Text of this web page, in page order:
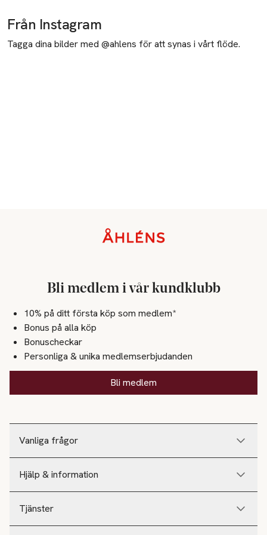
Från Instagram
Tagga dina bilder med @ahlens för att synas i vårt flöde.
Vanliga frågor
Hjälp & information
Tjänster
Bli medlem i vår kundklubb
10% på ditt första köp som medlem*
Bonus på alla köp
Bonuscheckar
Personliga & unika medlemserbjudanden
Bli medlem